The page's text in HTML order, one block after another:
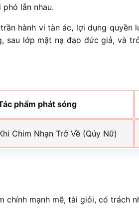
lẫn nhau.
hành vi tàn ác, lợi dụng quyền
sau lớp mặt nạ đạo đức giả, và
phẩm phát sóng
Chim Nhạn Trở Về (Qúy Nữ)
chính mạnh mẽ, tài giỏi, có trách